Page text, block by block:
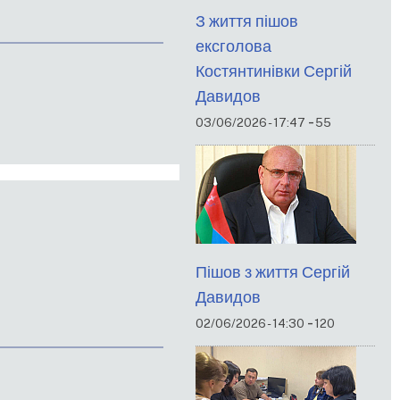
З життя пішов
ексголова
Костянтинівки Сергій
Давидов
03/06/2026 - 17:47 -55
Пішов з життя Сергій
Давидов
02/06/2026 - 14:30 -120